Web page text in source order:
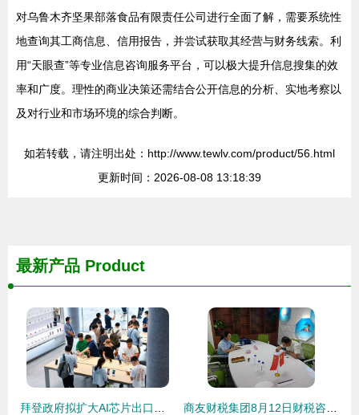
对乌鲁木齐坚果部落食品有限责任公司进行全面了解，需要系统性
地查询其工商信息、信用报告，并尝试获取其经营与财务线索。利
用“天眼查”等专业信息咨询服务平台，可以极大提升信息搜集的效
率和广度。理性的商业决策还需结合公开信息的分析、实地考察以
及对行业和市场环境的综合判断。
如若转载，请注明出处：http://www.tewlv.com/product/56.html
更新时间：2026-08-08 13:18:39
最新产品 Product